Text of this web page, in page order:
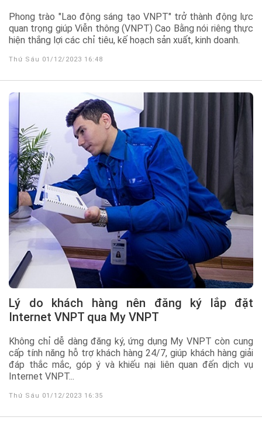
Phong trào "Lao động sáng tạo VNPT" trở thành động lực
quan trọng giúp Viễn thông (VNPT) Cao Bằng nói riêng thực
hiện thắng lợi các chỉ tiêu, kế hoạch sản xuất, kinh doanh.
Thứ Sáu 01/12/2023 16:48
Lý do khách hàng nên đăng ký lắp đặt
Internet VNPT qua My VNPT
Không chỉ dễ dàng đăng ký, ứng dụng My VNPT còn cung
cấp tính năng hỗ trợ khách hàng 24/7, giúp khách hàng giải
đáp thắc mắc, góp ý và khiếu nại liên quan đến dịch vụ
Internet VNPT...
Thứ Sáu 01/12/2023 16:35